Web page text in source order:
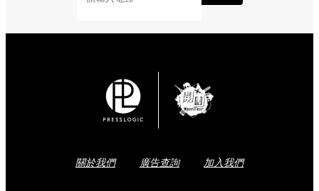
關於我們 廣告查詢 加入我們